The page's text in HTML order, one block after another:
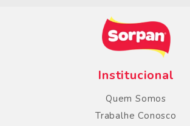
Institucional
Quem Somos
Trabalhe Conosco